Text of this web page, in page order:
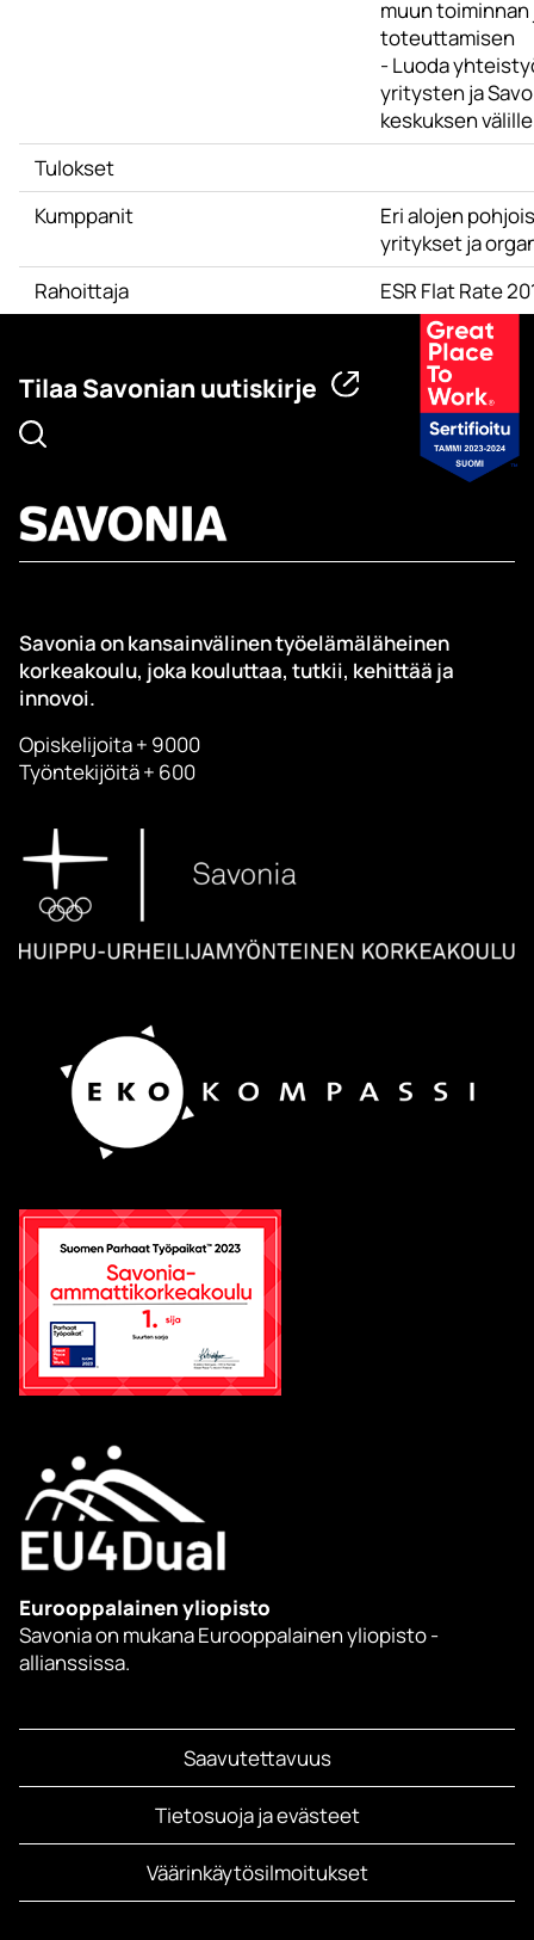
muun
toteuttamisen
- Luoda
yritysten ja
keskuksen välille
Tulokset
Kumppanit
Eri alojen
yritykset ja
Rahoittaja
ESR Flat Rate
Tilaa Savonian uutiskirje
Savonia on kansainvälinen työelämäläheinen
korkeakoulu, joka kouluttaa, tutkii, kehittää ja
innovoi.
Opiskelijoita + 9000
Työntekijöitä + 600
Eurooppalainen yliopisto
Savonia on mukana Eurooppalainen yliopisto -
allianssissa.
Saavutettavuus
Tietosuoja ja evästeet
Väärinkäytösilmoitukset